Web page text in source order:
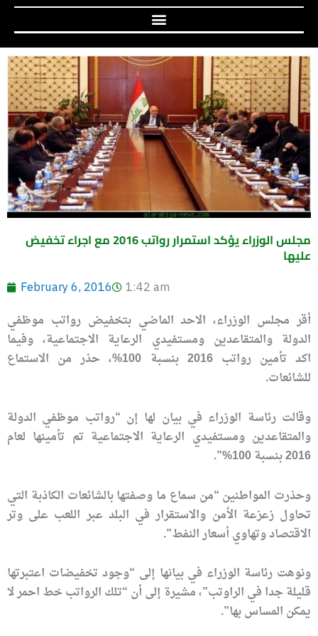
مجلس الوزراء يؤكد استمرار رواتب 2016 مع اجراء تخفيض
عليها
February 6, 2016 1:42 am
أقر مجلس الوزراء، الاحد الماضي بتخفيض رواتب موظفي
الدولة والمتقاعدين ومستفيدي الرعاية الاجتماعية، وفيما
اكد تأمين رواتب 2016 بنسبة 100%، حذر من الاستماع
للشائعات.
وقالت رئاسة الوزراء في بيان لها إن “رواتب موظفي الدولة
والمتقاعدين ومستفيدي الرعاية الاجتماعية تم تأمينها لعام
2016 بنسبة 100%”.
وحذرت المواطنين “من سماع ما وصفتها بالشائعات الكاذبة التي
تحاول زعزعة الأمن والاستقرار في البلد عبر اللعب على وتر
الاقتصاد وتهاوي أسعار النفط”.
ونوهت رئاسة الوزراء في بيانها إلى “وجود تخفيضات اعتبرتها
قليلة جدا في الراوتب”، مشيرة إلى أن “تلك الرواتب خط احمر لا
يمكن المساس بها”.